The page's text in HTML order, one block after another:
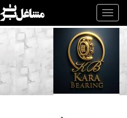
Toggle
navigation